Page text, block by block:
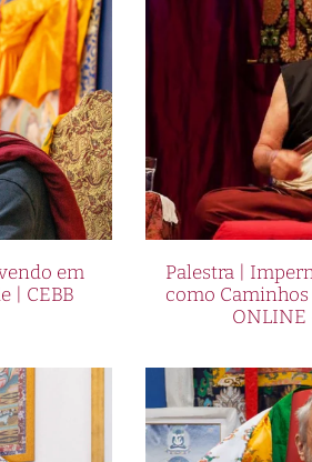
em
| CEBB
Palestra |
como
ONLINE